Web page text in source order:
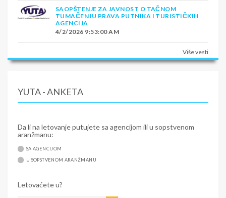
SAOPŠTENJE ZA JAVNOST O TAČNOM
TUMAČENJU PRAVA PUTNIKA I TURISTIČKIH
AGENCIJA
4/2/2026 9:53:00 AM
Više vesti
YUTA - ANKETA
Da li na letovanje putujete sa agencijom ili u sopstvenom
aranžmanu:
SA AGENCIJOM
U SOPSTVENOM ARANŽMANU
Letovaćete u?